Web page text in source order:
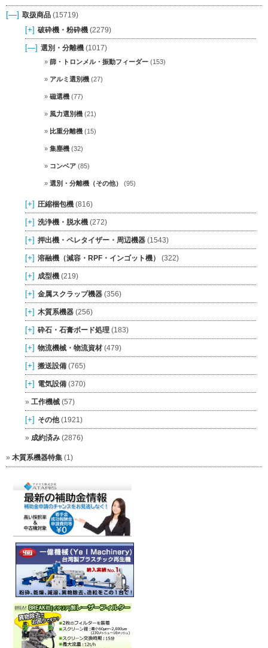
[—] 取扱商品 (15719)
[+] 破砕機・粉砕機 (2279)
[—] 選別・分離機 (1017)
篩・トロンメル・振動フィーダー (153)
アルミ選別機 (27)
磁選機 (77)
風力選別機 (21)
比重分離機 (15)
集塵機 (32)
コンベア (85)
選別・分離機（その他） (95)
[+] 圧縮梱包機 (816)
[+] 洗浄機・脱水機 (272)
[+] 押出機・ペレタイザー・周辺機器 (1543)
[+] 溶融機（減容・RPF・インゴット機） (322)
[+] 成型機 (219)
[+] 金属スクラップ機器 (356)
[+] 木質系機器 (256)
[+] 砕石・石膏ボード処理 (183)
[+] 物流機械・物流資材 (479)
[+] 搬送設備 (765)
[+] 電気設備 (370)
工作機械 (57)
[+] その他(1921)
成約済み (2876)
木質系機器特集 (1)